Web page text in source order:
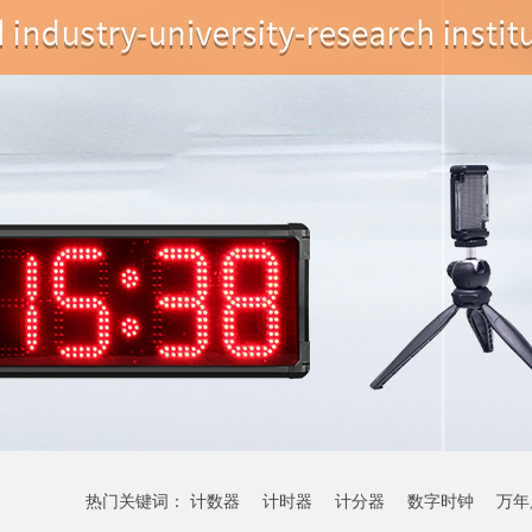
热门关键词： 计数器 计时器 计分器 数字时钟 万